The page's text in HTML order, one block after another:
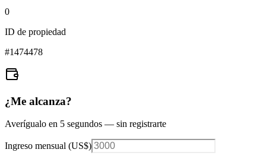
0
ID de propiedad
#1474478
¿Me alcanza?
Averígualo en 5 segundos — sin registrarte
Ingreso mensual (US$)